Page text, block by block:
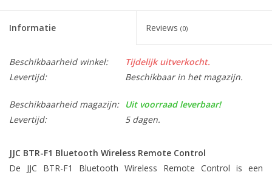
Informatie Reviews (0)
Beschikbaarheid winkel:
Tijdelijk uitverkocht.
Levertijd:
Beschikbaar in het magazijn.
Beschikbaarheid magazijn:
Uit voorraad leverbaar!
Levertijd:
5 dagen.
JJC BTR-F1 Bluetooth Wireless Remote Control
De JJC BTR-F1 Bluetooth Wireless Remote Control is een